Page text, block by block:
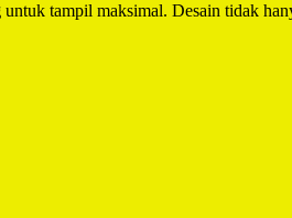
untuk tampil maksimal. Desain tidak